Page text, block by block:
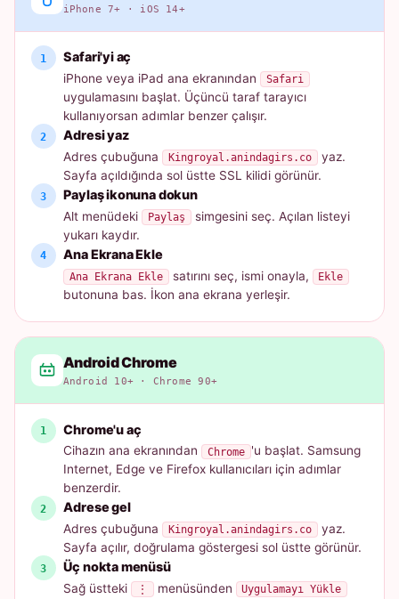
iPhone 7+ · iOS 14+
Safari'yi aç
iPhone veya iPad ana ekranından Safari
uygulamasını başlat. Üçüncü taraf tarayıcı
kullanıyorsan adımlar benzer çalışır.
Adresi yaz
Adres çubuğuna Kingroyal.anindagirs.co
yaz.
Sayfa açıldığında sol üstte SSL kilidi görünür.
Paylaş ikonuna dokun
Alt menüdeki Paylaş
simgesini seç. Açılan listeyi
yukarı kaydır.
Ana Ekrana Ekle
Ana Ekrana Ekle satırını seç, ismi onayla, Ekle
butonuna bas. İkon ana ekrana yerleşir.
Android Chrome
Android 10+ · Chrome 90+
Chrome'u aç
Cihazın ana ekranından Chrome 'u başlat. Samsung
Internet, Edge ve Firefox kullanıcıları için adımlar
benzerdir.
Adrese gel
Adres çubuğuna Kingroyal.anindagirs.co
yaz.
Sayfa açılır, doğrulama göstergesi sol üstte görünür.
Üç nokta menüsü
Sağ üstteki ⋮ menüsünden Uygulamayı Yükle